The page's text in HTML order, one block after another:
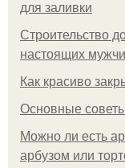
для заливки
Строительство
настоящих
Как красиво
Основные
Можно ли есть
арбузом или